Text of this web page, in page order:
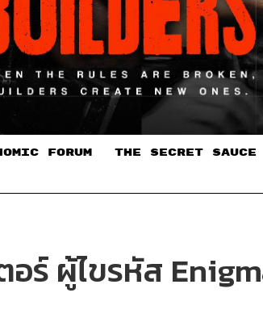
FORUM THE SECRET SAUCE​
ร์ ผู้ไขรหัส